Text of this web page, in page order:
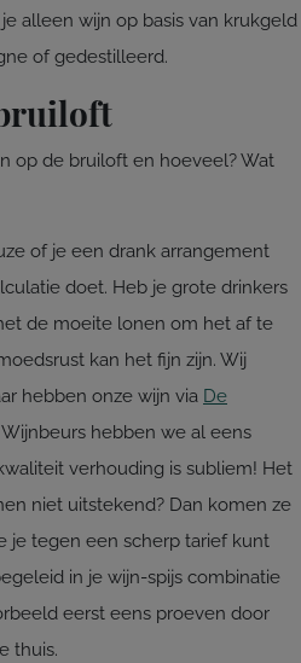
alleen wijn op basis van krukgeld
of gedestilleerd.
op de bruiloft en hoeveel? Wat
of je een drank arrangement
doet. Heb je grote drinkers
de moeite lonen om het af te
kan het fijn zijn. Wij
hebben onze wijn via De
hebben we al eens
verhouding is subliem! Het
niet uitstekend? Dan komen ze
je tegen een scherp tarief kunt
in je wijn-spijs combinatie
eerst eens proeven door
thuis.